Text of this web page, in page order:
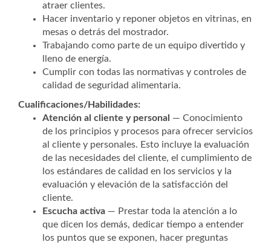
atraer clientes.
Hacer inventario y reponer objetos en vitrinas, en
mesas o detrás del mostrador.
Trabajando como parte de un equipo divertido y
lleno de energía.
Cumplir con todas las normativas y controles de
calidad de seguridad alimentaria.
Cualificaciones/Habilidades:
Atención al cliente y personal — Conocimiento
de los principios y procesos para ofrecer servicios
al cliente y personales. Esto incluye la evaluación
de las necesidades del cliente, el cumplimiento de
los estándares de calidad en los servicios y la
evaluación y elevación de la satisfacción del
cliente.
Escucha activa — Prestar toda la atención a lo
que dicen los demás, dedicar tiempo a entender
los puntos que se exponen, hacer preguntas